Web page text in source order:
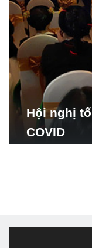
Hội nghị
COVID